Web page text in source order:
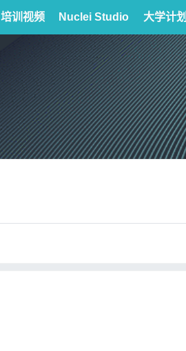
培训视频 Nuclei Studio 大学计划